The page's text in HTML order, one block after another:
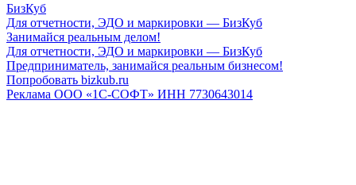
БизКуб
Для отчетности, ЭДО и маркировки — БизКуб
Занимайся реальным делом!
Для отчетности, ЭДО и маркировки — БизКуб
Предприниматель, занимайся реальным бизнесом!
Попробовать bizkub.ru
Реклама ООО «1С-СОФТ» ИНН 7730643014